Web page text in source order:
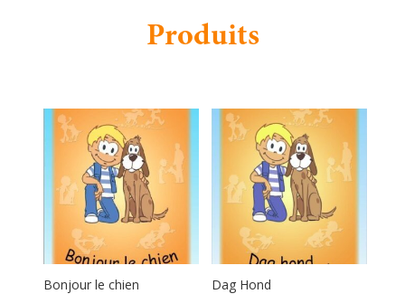
Produits
Bonjour le chien
Dag Hond